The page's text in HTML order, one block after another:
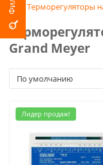
Терморегуляторы
Grand Meyer
Лидер продаж!